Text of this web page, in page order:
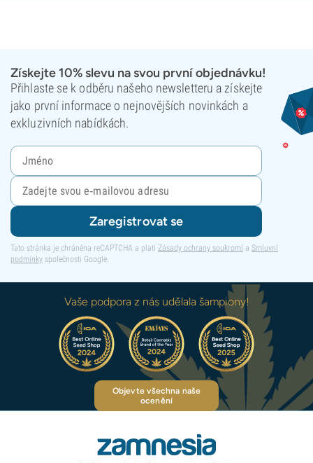
Získejte 10% slevu na svou první objednávku!
Přihlaste se k odběru našeho newsletteru a získejte
jako první informace o nejnovějších novinkách a
exkluzivních nabídkách.
Zaregistrovat se
Tato stránka je chráněna reCAPTCHA a platí Zásady ochrany soukromí a Smluvní
podmínky společnosti Google.
Vaše podpora z nás udělala šampiony!
Objevte všechna naše
ocenění